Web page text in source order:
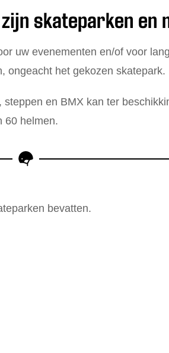
skateparken en
uw evenementen en/of voor
ongeacht het gekozen skatepark.
en BMX kan ter
60 helmen.
bevatten.